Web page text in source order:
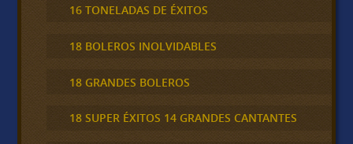
16 TONELADAS DE ÉXITOS
18 BOLEROS INOLVIDABLES
18 GRANDES BOLEROS
18 SUPER ÉXITOS 14 GRANDES CANTANTES